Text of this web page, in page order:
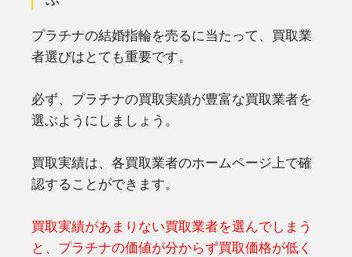
プラチナの結婚指輪を売るに当たって、買取業
者選びはとても重要です。
必ず、プラチナの買取実績が豊富な買取業者を
選ぶようにしましょう。
買取実績は、各買取業者のホームページ上で確
認することができます。
買取実績があまりない買取業者を選んでしまう
と、プラチナの価値が分からず買取価格が低く